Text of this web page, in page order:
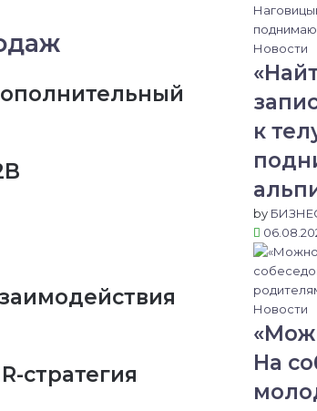
стратегия
Новости
к
by
Новости
На